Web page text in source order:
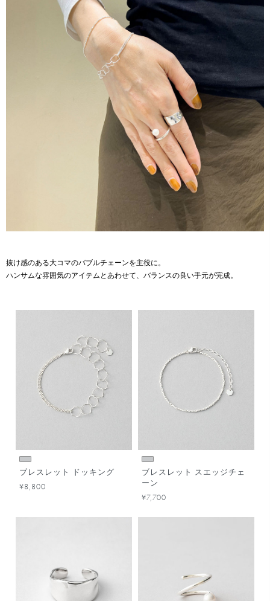
抜け感のある大コマのバブルチェーンを主役に。
ハンサムな雰囲気のアイテムとあわせて、バランスの良い手元が完成。
ブレスレット ドッキング
¥8,800
ブレスレット スエッジチェ
ーン
¥7,700